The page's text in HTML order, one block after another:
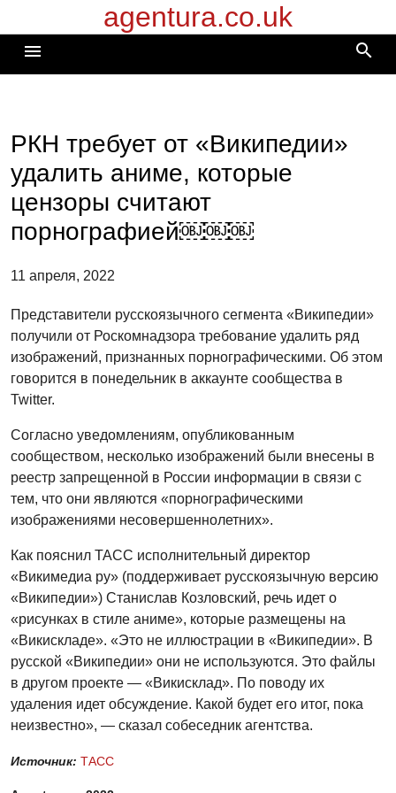
к
содержимому
agentura.co.uk
menu search
РКН требует от «Википедии»
удалить аниме, которые
цензоры считают
порнографией￼￼￼
11 апреля, 2022
Представители русскоязычного сегмента «Википедии»
получили от Роскомнадзора требование удалить ряд
изображений, признанных порнографическими. Об этом
говорится в понедельник в аккаунте сообщества в
Twitter.
Согласно уведомлениям, опубликованным
сообществом, несколько изображений были внесены в
реестр запрещенной в России информации в связи с
тем, что они являются «порнографическими
изображениями несовершеннолетних».
Как пояснил ТАСС исполнительный директор
«Викимедиа ру» (поддерживает русскоязычную версию
«Википедии») Станислав Козловский, речь идет о
«рисунках в стиле аниме», которые размещены на
«Викискладе». «Это не иллюстрации в «Википедии». В
русской «Википедии» они не используются. Это файлы
в другом проекте — «Викисклад». По поводу их
удаления идет обсуждение. Какой будет его итог, пока
неизвестно», — cказал собеседник агентства.
Источник: ТАСС